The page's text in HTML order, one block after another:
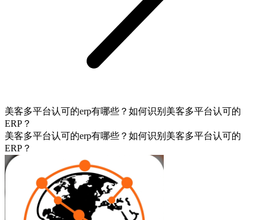
美客多平台认可的erp有哪些？如何识别美客多平台认可的
ERP？
美客多平台认可的erp有哪些？如何识别美客多平台认可的
ERP？